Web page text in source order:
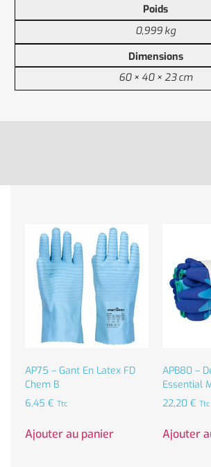
Poids
0,999 kg
Dimensions
60 × 40 × 23 cm
AP75 – Gant En Latex FD
Chem B
6,45 € Ttc
Ajouter au panier
APB80 –
Essential
22,20 € Ttc
Ajouter